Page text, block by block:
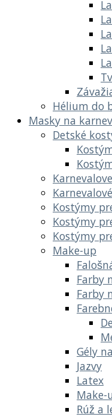
Hélium do
Masky na
Detské
Kostýmy
Kostýmy
Kostýmy
Make-up
Farby
Farby
Gély
Jazvy
Latex
Make-
Rúž a